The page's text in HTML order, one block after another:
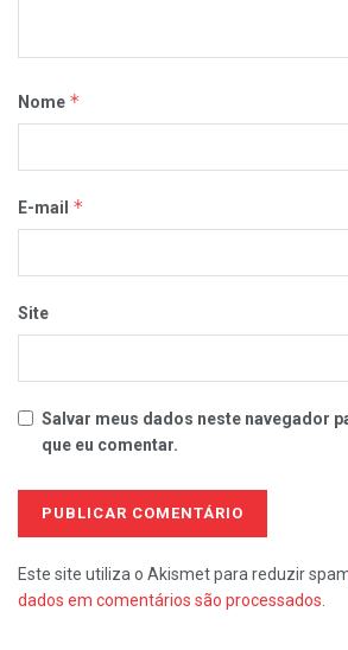
Nome *
E-mail *
Site
Salvar meus dados neste navegador
que eu comentar.
Este site utiliza o Akismet para reduzir
dados em comentários são processados